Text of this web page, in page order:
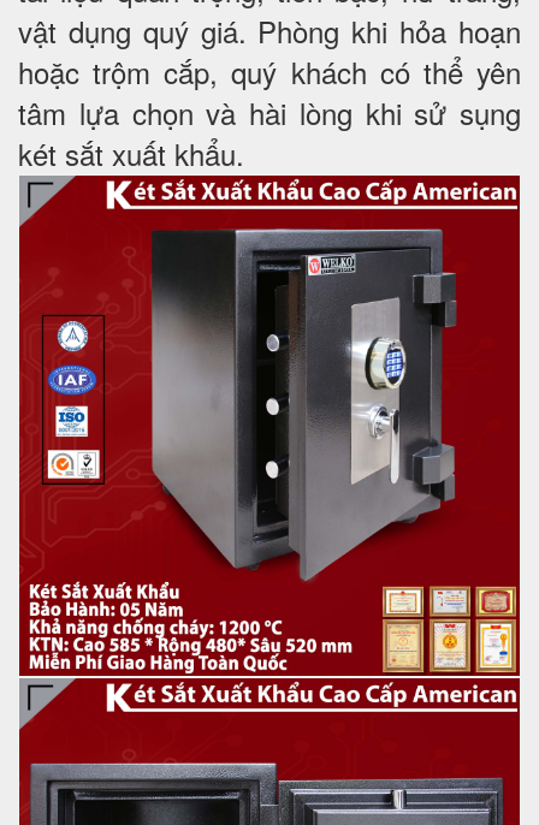
vật dụng quý giá. Phòng khi hỏa hoạn
hoặc trộm cắp, quý khách có thể yên
tâm lựa chọn và hài lòng khi sử sụng
két sắt xuất khẩu.